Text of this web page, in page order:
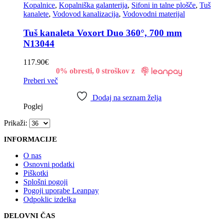
Kopalnice, Kopalniška galanterija, Sifoni in talne plošče, Tuš
kanalete, Vodovod kanalizacija, Vodovodni materijal
Tuš kanaleta Voxort Duo 360°, 700 mm
N13044
117.90€
0% obresti, 0 stroškov z
Preberi več
Dodaj na seznam želja
Poglej
Prikaži:
INFORMACIJE
O nas
Osnovni podatki
Piškotki
Splošni pogoji
Pogoji uporabe Leanpay
Odpoklic izdelka
DELOVNI ČAS